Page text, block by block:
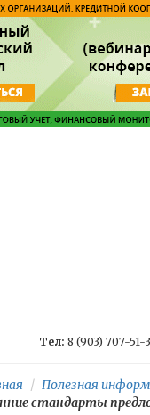
Тел: 8 (903) 707-51-
Полезная
стандарты